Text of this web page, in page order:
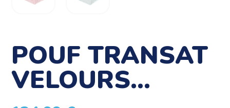
POUF TRANSAT
VELOURS…